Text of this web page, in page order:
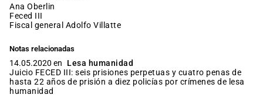
Ana Oberlin
Feced III
fiscal general Adolfo Villatte
Notas relacionadas
14.05.2020 en
Lesa humanidad
Juicio FECED III: seis prisiones perpetuas y cuatro penas de
hasta 22 años de prisión a diez policías por crímenes de lesa
humanidad